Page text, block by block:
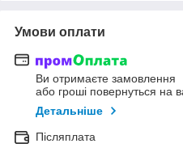
Умови оплати
Ви отримаєте замовлення
або гроші повернуться на
Детальніше
Післяплата